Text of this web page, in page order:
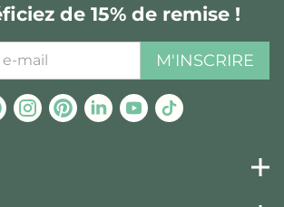
de 15% de remise !
M'INSCRIRE